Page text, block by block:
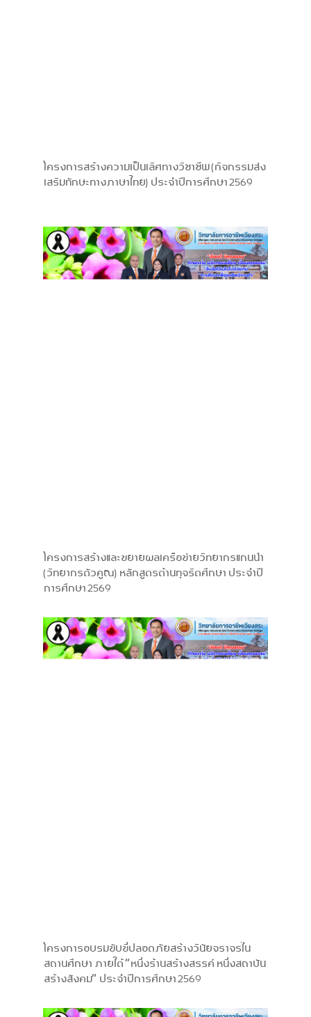
โครงการสร้างความเป็นเลิศทางวิชาชีพ (กิจกรรมส่ง
เสริมทักษะทางภาษาไทย) ประจำปีการศึกษา 2569
โครงการสร้างและขยายผลเครือข่ายวิทยากรแกนนำ
(วิทยากรตัวคูณ) หลักสูตรต้านทุจริตศึกษา ประจำปี
การศึกษา 2569
โครงการอบรมขับขี่ปลอดภัยสร้างวินัยจราจรใน
สถานศึกษา ภายใต้ “หนึ่งร้านสร้างสรรค์ หนึ่งสถาบัน
สร้างสังคม” ประจำปีการศึกษา 2569